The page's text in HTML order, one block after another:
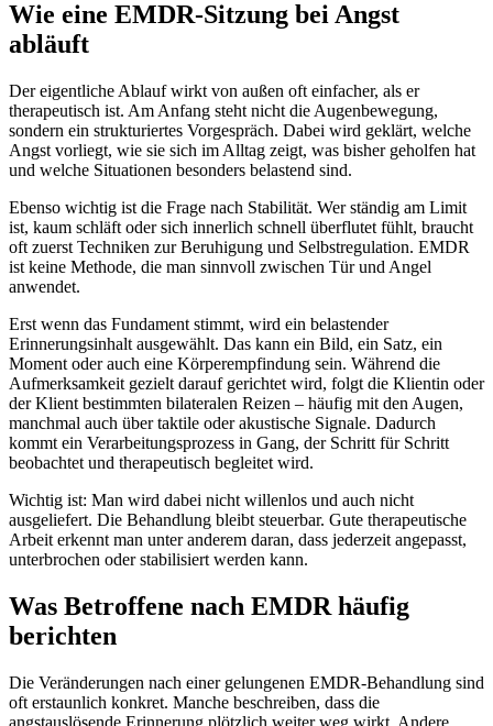
Wie eine EMDR-Sitzung bei Angst
abläuft
Der eigentliche Ablauf wirkt von außen oft einfacher, als er
therapeutisch ist. Am Anfang steht nicht die Augenbewegung,
sondern ein strukturiertes Vorgespräch. Dabei wird geklärt, welche
Angst vorliegt, wie sie sich im Alltag zeigt, was bisher geholfen hat
und welche Situationen besonders belastend sind.
Ebenso wichtig ist die Frage nach Stabilität. Wer ständig am Limit
ist, kaum schläft oder sich innerlich schnell überflutet fühlt, braucht
oft zuerst Techniken zur Beruhigung und Selbstregulation. EMDR
ist keine Methode, die man sinnvoll zwischen Tür und Angel
anwendet.
Erst wenn das Fundament stimmt, wird ein belastender
Erinnerungsinhalt ausgewählt. Das kann ein Bild, ein Satz, ein
Moment oder auch eine Körperempfindung sein. Während die
Aufmerksamkeit gezielt darauf gerichtet wird, folgt die Klientin oder
der Klient bestimmten bilateralen Reizen – häufig mit den Augen,
manchmal auch über taktile oder akustische Signale. Dadurch
kommt ein Verarbeitungsprozess in Gang, der Schritt für Schritt
beobachtet und therapeutisch begleitet wird.
Wichtig ist: Man wird dabei nicht willenlos und auch nicht
ausgeliefert. Die Behandlung bleibt steuerbar. Gute therapeutische
Arbeit erkennt man unter anderem daran, dass jederzeit angepasst,
unterbrochen oder stabilisiert werden kann.
Was Betroffene nach EMDR häufig
berichten
Die Veränderungen nach einer gelungenen EMDR-Behandlung sind
oft erstaunlich konkret. Manche beschreiben, dass die
angstauslösende Erinnerung plötzlich weiter weg wirkt. Andere